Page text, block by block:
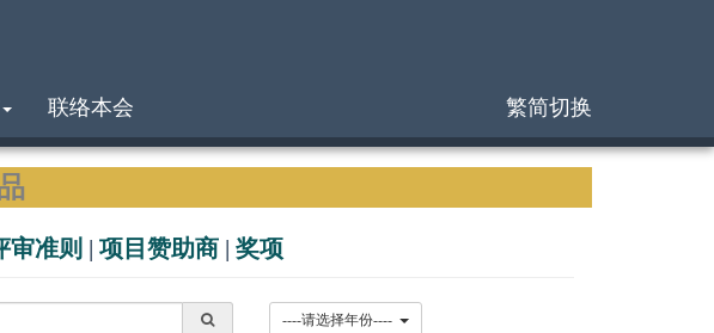
联络本会 繁简切换
审准则 | 项目赞助商 | 奖项